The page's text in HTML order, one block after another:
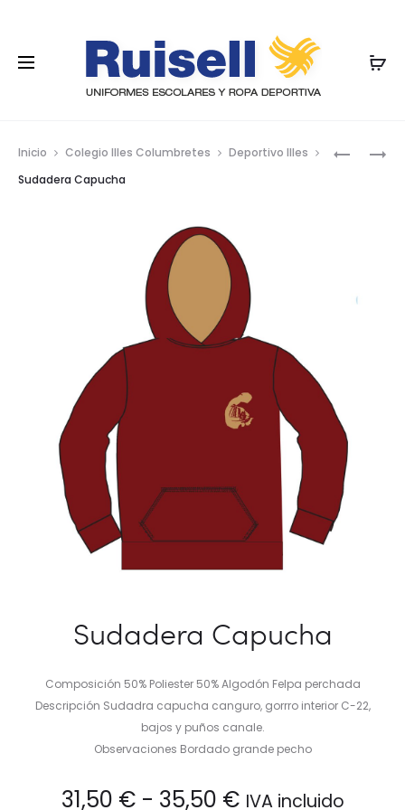
FALDA
Inicio Colegio Illes Columbretes
Deportivo Illes
Sudadera Capucha
Sudadera Capucha
Composición 50% Poliester 50% Algodón Felpa perchada
Descripción Sudadra capucha canguro, gorrro interior C-22,
bajos y puños canale.
Observaciones Bordado grande pecho
31,50 € - 35,50 €Rango
IVA incluido